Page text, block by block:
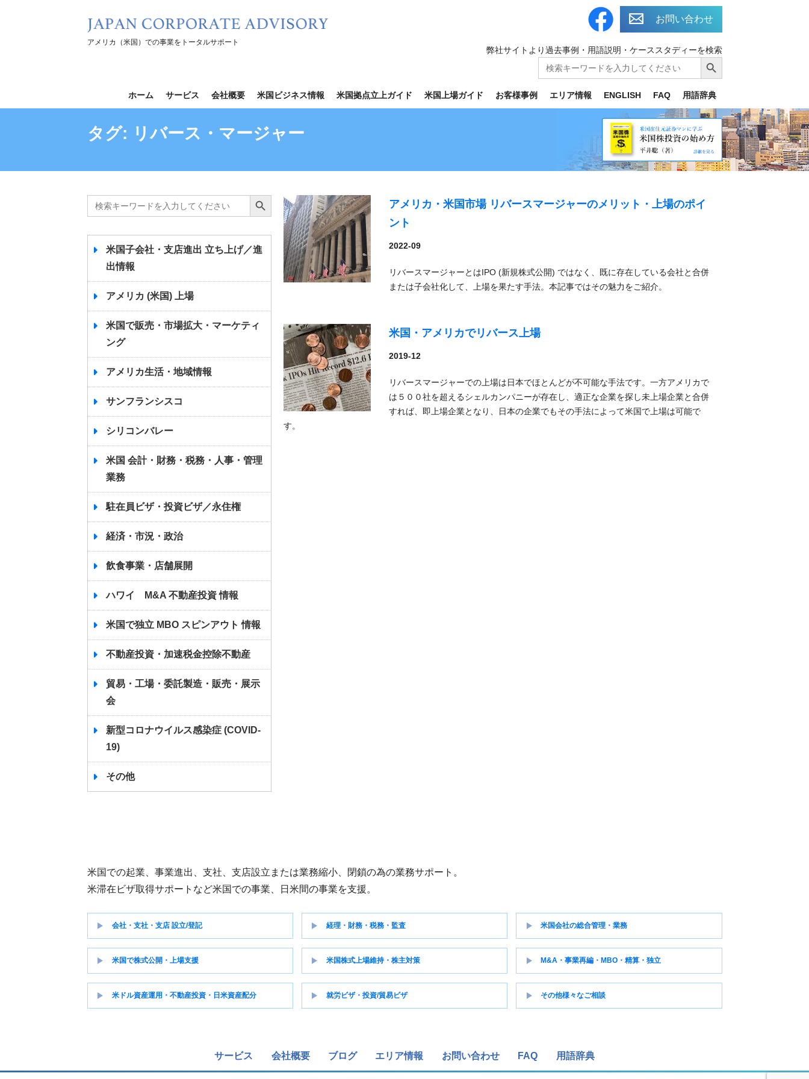
ス
アメリカ（米国）での事業をトータルサポート
お問い合わせ
弊社サイトより過去事例・用語説明・ケーススタディーを検索
Search
for:
Search Button
ホーム サービス 会社概要 米国ビジネス情報 米国拠点立上ガイド 米国上場ガイド お客様事例 エリア情報 ENGLISH FAQ 用語辞典
タグ: リバース・マージャー
アメリカ・米国市場 リバースマージャーのメリット・上場のポイ
ント
2022-09
リバースマージャーとはIPO (新規株式公開) ではなく、既に存在している会社と合併
または子会社化して、上場を果たす手法。本記事ではその魅力をご紹介。
米国・アメリカでリバース上場
2019-12
リバースマージャーでの上場は日本でほとんどが不可能な手法です。一方アメリカで
は５００社を超えるシェルカンパニーが存在し、適正な企業を探し未上場企業と合併
すれば、即上場企業となり、日本の企業でもその手法によって米国で上場は可能で
す。
Search
for:
Search Button
米国子会社・支店進出 立ち上げ／進
出情報
アメリカ (米国) 上場
米国で販売・市場拡大・マーケティ
ング
アメリカ生活・地域情報
サンフランシスコ
シリコンバレー
米国 会計・財務・税務・人事・管理
業務
駐在員ビザ・投資ビザ／永住権
経済・市況・政治
飲食事業・店舗展開
ハワイ M&A 不動産投資 情報
米国で独立 MBO スピンアウト 情報
不動産投資・加速税金控除不動産
貿易・工場・委託製造・販売・展示
会
新型コロナウイルス感染症 (COVID-
19)
その他
米国での起業、事業進出、支社、支店設立または業務縮小、閉鎖の為の業務サポート。
米滞在ビザ取得サポートなど米国での事業、日米間の事業を支援。
会社・支社・支店 設立/登記 経理・財務・税務・監査 米国会社の総合管理・業務
米国で株式公開・上場支援 米国株式上場維持・株主対策 M&A・事業再編・MBO・精算・独立
米ドル資産運用・不動産投資・日米資産配分 就労ビザ・投資/貿易ビザ その他様々なご相談
サービス 会社概要 ブログ エリア情報 お問い合わせ FAQ 用語辞典